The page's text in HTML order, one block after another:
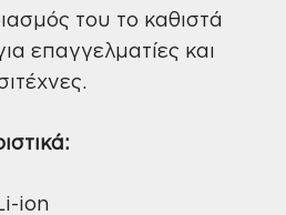
του το καθιστά
επαγγελματίες και
ion